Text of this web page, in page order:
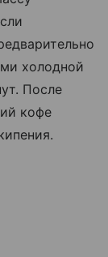
холодной
После
кофе